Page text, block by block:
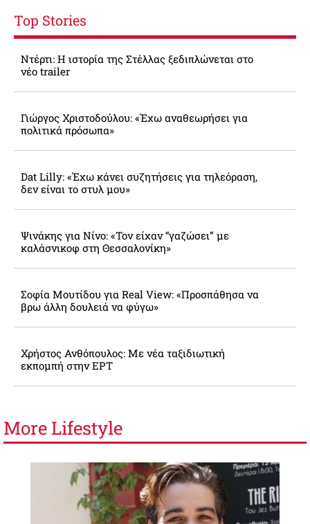
Top Stories
Ντέρτι: Η ιστορία της Στέλλας ξεδιπλώνεται στο
νέο trailer
Γιώργος Χριστοδούλου: «Έχω αναθεωρήσει για
πολιτικά πρόσωπα»
Dat Lilly: «Έχω κάνει συζητήσεις για τηλεόραση,
δεν είναι το στυλ μου»
Ψινάκης για Νίνο: «Τον είχαν “γαζώσει” με
καλάσνικοφ στη Θεσσαλονίκη»
Σοφία Μουτίδου για Real View: «Προσπάθησα να
βρω άλλη δουλειά να φύγω»
Χρήστος Ανθόπουλος: Με νέα ταξιδιωτική
εκπομπή στην ΕΡΤ
More Lifestyle